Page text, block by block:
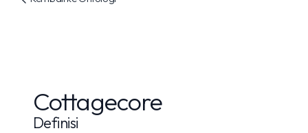
Cottagecore
Definisi